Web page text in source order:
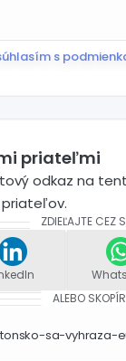
s
priateľmi
odkaz na
ZDIEĽAJTE CEZ
ALEBO
sa-